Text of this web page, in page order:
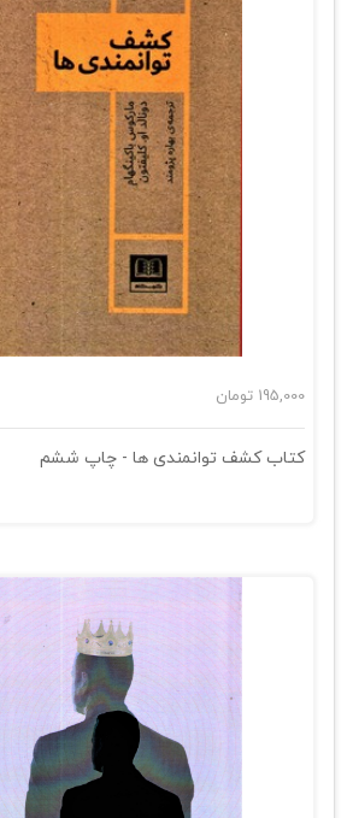
195,000 تومان
کتاب کشف توانمندی ها - چاپ ششم